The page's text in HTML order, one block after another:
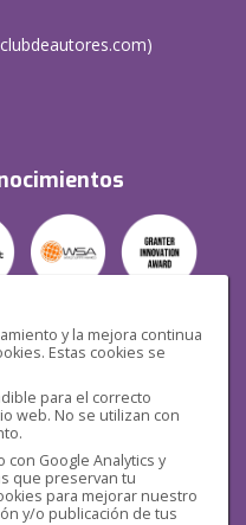
y la mejora continua
Estas cookies se
para el correcto
web. No se utilizan con
con Google Analytics y
que preservan tu
para mejorar nuestro
y/o publicación de tus
)